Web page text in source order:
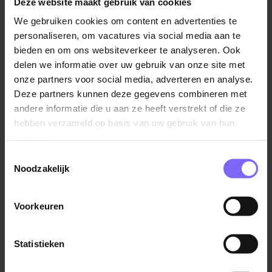
We gebruiken cookies om content en advertenties te
personaliseren, om vacatures via social media aan te
bieden en om ons websiteverkeer te analyseren. Ook
delen we informatie over uw gebruik van onze site met
onze partners voor social media, adverteren en analyse.
Deze partners kunnen deze gegevens combineren met
andere informatie die u aan ze heeft verstrekt of die ze
hebben verzameld op basis van uw gebruik van hun
Noodzakelijk
Voorkeuren
Statistieken
Elke dag naar een onverzorgd kantoor komen met
vieze muren en een stinkende lucht, is allesbehalve
een motiverende werkplek. Als werkgever is het dan
ook belangrijk dat jouw werknemers comfortabel
kunnen werken. Dit geld zowel voor de fysieke ruimte,
als de werkrelaties en hoe men met elkaar omgaat.
Wanneer er sprake is van slecht gedrag of (nog erger)
intimiderend gedrag, voelen werknemers zich niet op
hun gemak en blijven resultaten uit. Het is nogal
vanzelfsprekend natuurlijk, maar wel essentieel om
goed voor elkaar te hebben. Anders hebben de
bovenstaande tips geen of nauwelijks invloed.
Het motiveren van werknemers kost tijd en energie,
maar wij zijn er van overtuigd dat dit harde werk zich